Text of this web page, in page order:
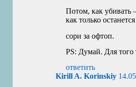
Потом, как убивать
как только
сори за офтоп.
PS: Думай. Для того
ответить
Kirill A. Korinskiy